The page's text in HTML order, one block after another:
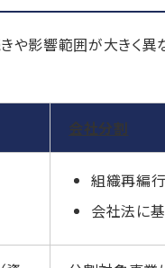
影響範囲が大きく異
会社分割
組織再編
会社法に